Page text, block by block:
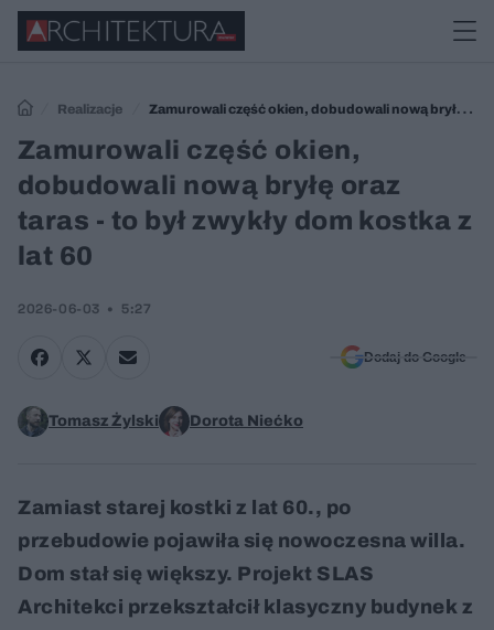
Realizacje
Zamurowali część okien, dobudowali nową bryłę
oraz taras - to był zwykły dom kostka z lat 60
Zamurowali część okien,
dobudowali nową bryłę oraz
taras - to był zwykły dom kostka z
lat 60
2026-06-03 5:27
Dodaj do Google
Tomasz Żylski Dorota Niećko
Zamiast starej kostki z lat 60., po
przebudowie pojawiła się nowoczesna willa.
Dom stał się większy. Projekt SLAS
Architekci przekształcił klasyczny budynek z